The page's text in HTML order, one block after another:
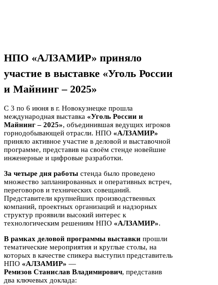
НПО «АЛЗАМИР» приняло
участие в выставке «Уголь России
и Майнинг – 2025»
С 3 по 6 июня в г. Новокузнецке прошла
международная выставка «Уголь России и
Майнинг – 2025», объединившая ведущих игроков
горнодобывающей отрасли. НПО «АЛЗАМИР»
приняло активное участие в деловой и выставочной
программе, представив на своём стенде новейшие
инженерные и цифровые разработки.
За четыре дня работы стенда было проведено
множество запланированных и оперативных встреч,
переговоров и технических совещаний.
Представители крупнейших производственных
компаний, проектных организаций и надзорных
структур проявили высокий интерес к
технологическим решениям НПО «АЛЗАМИР».
В рамках деловой программы выставки прошли
тематические мероприятия и круглые столы, на
которых в качестве спикера выступил представитель
НПО «АЛЗАМИР» —
Ремизов Станислав Владимирович, представив
два ключевых доклада: